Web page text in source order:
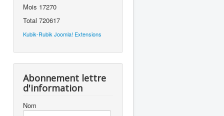
Mois 17270
Total 720617
Kubik-Rubik Joomla! Extensions
Abonnement lettre
d'information
Nom